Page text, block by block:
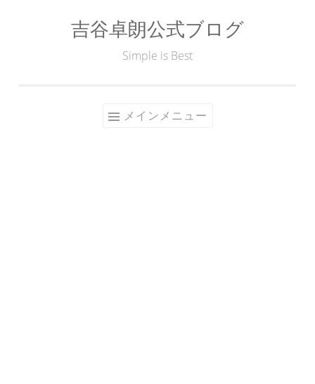
吉谷卓朗公式ブログ
Simple is Best
メインメニュー